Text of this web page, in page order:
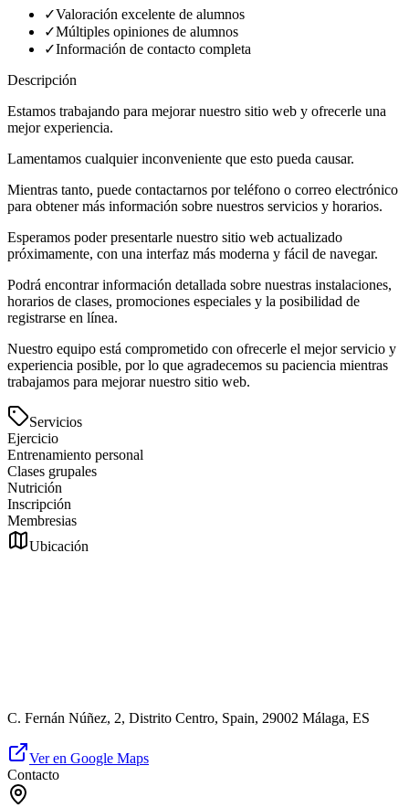
✓Valoración excelente de alumnos
✓Múltiples opiniones de alumnos
✓Información de contacto completa
Descripción
Estamos trabajando para mejorar nuestro sitio web y ofrecerle una
mejor experiencia.
Lamentamos cualquier inconveniente que esto pueda causar.
Mientras tanto, puede contactarnos por teléfono o correo electrónico
para obtener más información sobre nuestros servicios y horarios.
Esperamos poder presentarle nuestro sitio web actualizado
próximamente, con una interfaz más moderna y fácil de navegar.
Podrá encontrar información detallada sobre nuestras instalaciones,
horarios de clases, promociones especiales y la posibilidad de
registrarse en línea.
Nuestro equipo está comprometido con ofrecerle el mejor servicio y
experiencia posible, por lo que agradecemos su paciencia mientras
trabajamos para mejorar nuestro sitio web.
Servicios
Ejercicio
Entrenamiento personal
Clases grupales
Nutrición
Inscripción
Membresias
Ubicación
C. Fernán Núñez, 2, Distrito Centro, Spain, 29002 Málaga, ES
Ver en Google Maps
Contacto